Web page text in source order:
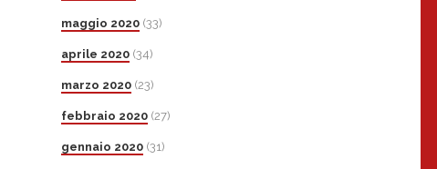
maggio 2020(33)
aprile 2020(34)
marzo 2020(23)
febbraio 2020(27)
gennaio 2020(31)